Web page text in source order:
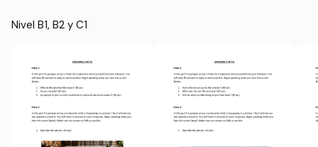
Nivel B1, B2 y C1